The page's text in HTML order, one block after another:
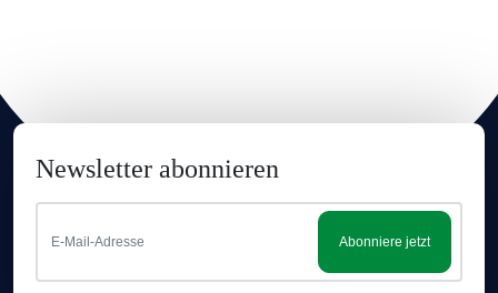
Informationen nicht garantiert werden kann. Für die
aktuellsten Angaben sollten Sie stets die Informationen auf
der Produktverpackung heranziehen. Trotz größter Sorgfalt
bei der Bereitstellung korrekter Produktinformationen können
und Allergenen von den hier aufgeführten Informationen
Newsletter abonnieren
Abonniere jetzt